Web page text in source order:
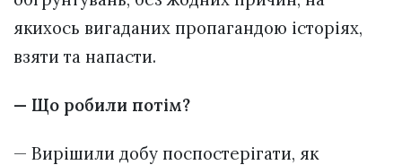
якихось вигаданих пропагандою історіях,
взяти та напасти.
— Що робили потім?
— Вирішили добу поспостерігати, як